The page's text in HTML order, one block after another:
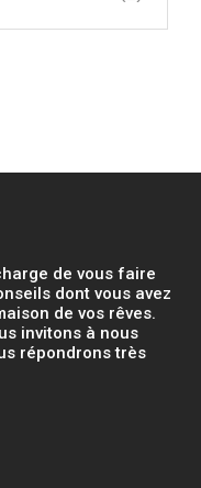
de vous faire
dont vous avez
de vos rêves.
invitons à nous
répondrons très